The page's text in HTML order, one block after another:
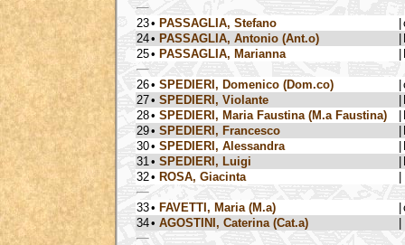
23• PASSAGLIA, Stefano
24• PASSAGLIA, Antonio (Ant.o)
25• PASSAGLIA, Marianna
26• SPEDIERI, Domenico (Dom.co)
27• SPEDIERI, Violante
28• SPEDIERI, Maria Faustina (M.a Faustina)
29• SPEDIERI, Francesco
30• SPEDIERI, Alessandra
31 • SPEDIERI, Luigi
32• ROSA, Giacinta
33• FAVETTI, Maria (M.a)
34• AGOSTINI, Caterina (Cat.a)